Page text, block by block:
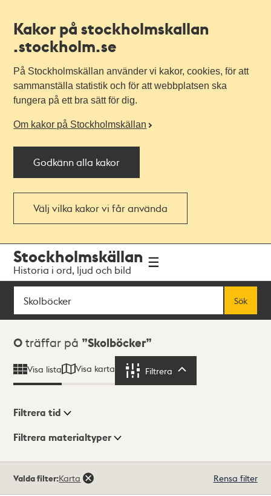
Kakor på stockholmskallan
.stockholm.se
På Stockholmskällan använder vi kakor, cookies, för att
sammanställa statistik och för att webbplatsen ska
fungera på ett bra sätt för dig.
Om kakor på Stockholmskällan
Godkänn alla kakor
Välj vilka kakor vi får använda
navigationen
huvudinnehållet
Stockholmskällan
Historia i ord, ljud och bild
Sök
Sök
Sökresultat
0 träffar på Skolböcker
Visa lista Visa karta Filtrera
Visningsläge
Filtrera tid
Filtrera materialtyper
träffar
Valda filter:Karta Rensa filter